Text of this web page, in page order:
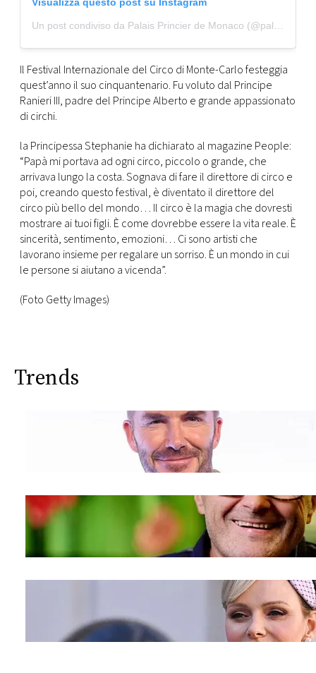
Il Festival Internazionale del Circo di Monte-Carlo festeggia
quest’anno il suo cinquantenario. Fu voluto dal Principe
Ranieri III, padre del Principe Alberto e grande appassionato
di circhi.
la Principessa Stephanie ha dichiarato al magazine People:
“Papà mi portava ad ogni circo, piccolo o grande, che
arrivava lungo la costa. Sognava di fare il direttore di circo e
poi, creando questo festival, è diventato il direttore del
circo più bello del mondo… Il circo è la magia che dovresti
mostrare ai tuoi figli. È come dovrebbe essere la vita reale. È
sincerità, sentimento, emozioni… Ci sono artisti che
lavorano insieme per regalare un sorriso. È un mondo in cui
le persone si aiutano a vicenda”.
(Foto Getty Images)
Trends